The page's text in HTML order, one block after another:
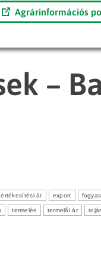
Agrárinformációs
–
értékesítési ár export
termelés termelői ár